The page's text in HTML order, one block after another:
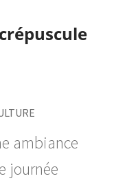
ambiance
journée